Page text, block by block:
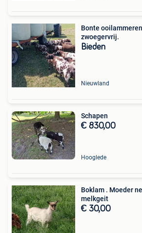
Bonte
zwoegervrij.
Bieden
Nieuwland
Schapen
€ 830,00
Hooglede
Boklam . Moeder
melkgeit
€ 30,00